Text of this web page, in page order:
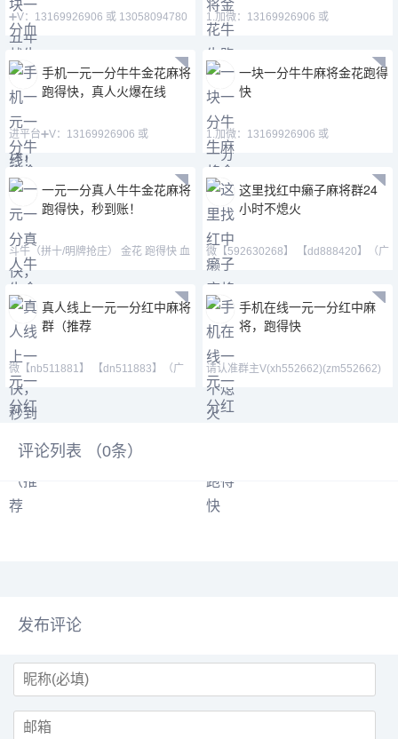
➕V：13169926906 或 13058094780
QQ:3122617673 玩
1.加微：13169926906 或
手机一元一分牛牛金花麻将
跑得快，真人火爆在线
进平台➕V：13169926906 或
一块一分牛牛麻将金花跑得
快
1.加微：13169926906 或
一元一分真人牛牛金花麻将
跑得快，秒到账！
斗牛（拼十/明牌抢庄） 金花 跑得快 血
战麻将 德州扑克➕
这里找红中癞子麻将群24
小时不熄火
微【592630268】 【dd888420】（广
东一元一分红中癞子爆
真人线上一元一分红中麻将
群（推荐
微【nb511881】 【dn511883】（广
东一元一分红中癞子爆
手机在线一元一分红中麻
将，跑得快
请认准群主V(xh552662)(zm552662)
【1438079643】（一元
评论列表 （0条）
发布评论